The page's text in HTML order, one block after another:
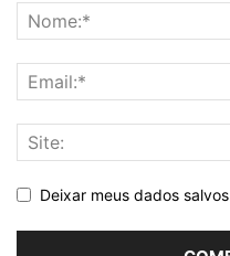
Deixar meus dados salvos